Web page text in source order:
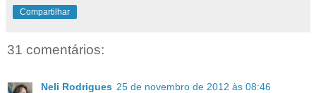
Compartilhar
31 comentários:
Neli Rodrigues 25 de novembro de 2012 às 08:46